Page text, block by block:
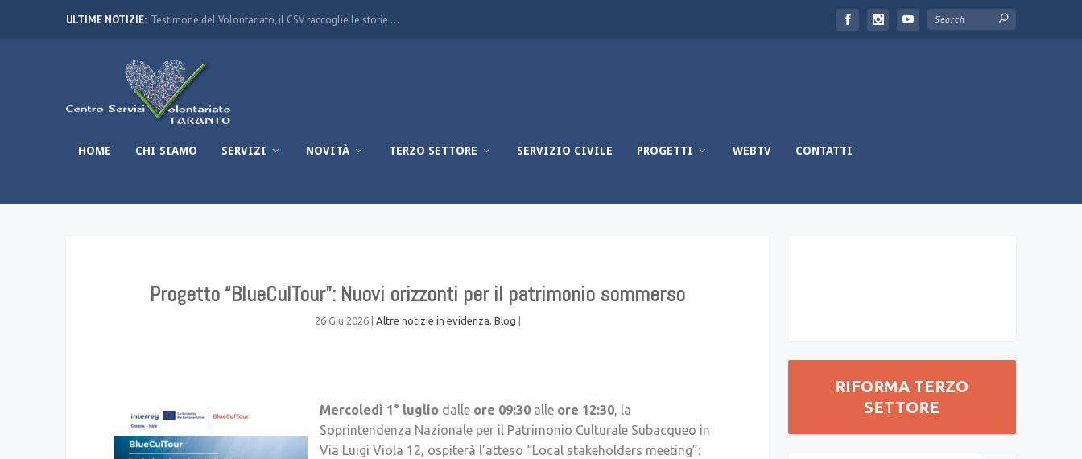
ULTIME NOTIZIE: Testimone del Volontariato, il CSV raccoglie le storie ...
HOME CHI SIAMO SERVIZI NOVITÀ TERZO SETTORE SERVIZIO CIVILE PROGETTI WEBTV CONTATTI
Progetto “BlueCulTour”: Nuovi orizzonti per il patrimonio sommerso
26 Giu 2026| Altre notizie in evidenza, Blog
Mercoledì 1° luglio dalle ore 09:30 alle ore 12:30, la
Soprintendenza Nazionale per il Patrimonio Culturale Subacqueo in
Via Luigi Viola 12, ospiterà l’atteso “Local stakeholders meeting”:
RIFORMA TERZO
SETTORE